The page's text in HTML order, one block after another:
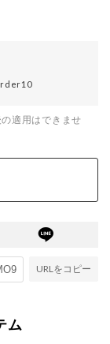
適用はできませ
URLをコピー
ム